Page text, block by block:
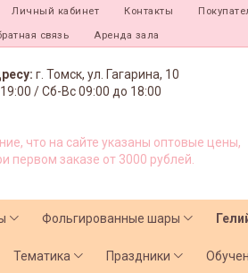
Личный кабинет Контакты
связь Аренда зала
г. Томск, ул. Гагарина, 10
/Сб-Вс 09:00 до 18:00
что на сайте указаны оптовые цены,
первом заказе от 3000 рублей.
Фольгированные шары
Тематика Праздники